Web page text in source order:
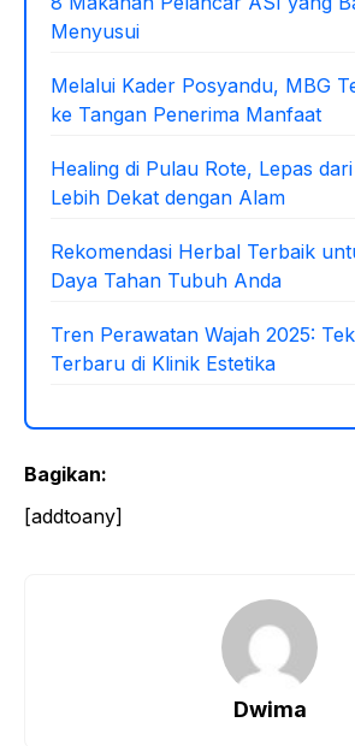
Menyusui
Melalui Kader Posyandu, MBG
ke Tangan Penerima Manfaat
Healing di Pulau Rote, Lepas
Lebih Dekat dengan Alam
Rekomendasi Herbal Terbaik
Daya Tahan Tubuh Anda
Tren Perawatan Wajah 2025:
Terbaru di Klinik Estetika
Bagikan:
[addtoany]
Dwima